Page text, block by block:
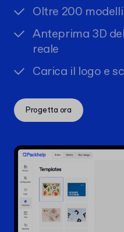
Oltre 200
Anteprima 3D
reale
Carica il logo e
Progetta ora